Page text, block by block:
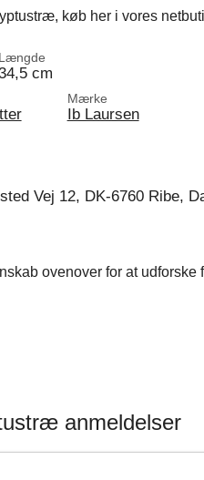
køb her i vores
Længde
cm
Mærke
Ib Laursen
Vej 12, DK-6760 Ribe,
ovenover for at udforske
anmeldelser